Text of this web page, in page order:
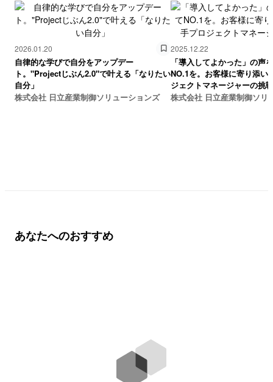
2026.01.20
自律的な学びで自分をアップデー
ト。"Projectじぶん2.0"で叶える「なりたい
自分」
株式会社 日立産業制御ソリューションズ
2025.12.22
「導入してよかった」の声
NO.1を。お客様に寄り添い
ジェクトマネージャーの挑戦
株式会社 日立産業制御ソリ
あなたへのおすすめ